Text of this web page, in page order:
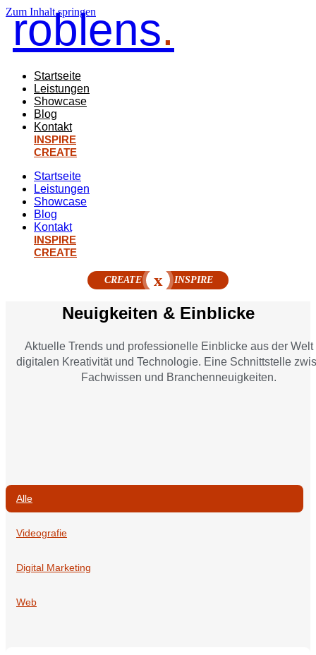
Zum Inhalt springen
roblens.
Startseite
Leistungen
Showcase
Blog
Kontakt
INSPIRE
CREATE
Startseite
Leistungen
Showcase
Blog
Kontakt
INSPIRE
CREATE
CREATE INSPIRE
x
Neuigkeiten & Einblicke
Aktuelle Trends und professionelle Einblicke aus der Welt
digitalen Kreativität und Technologie. Eine Schnittstelle
Fachwissen und Branchenneuigkeiten.
Alle
Videografie
Digital Marketing
Web